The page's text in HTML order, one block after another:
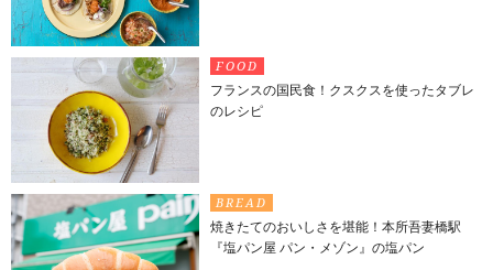
FOOD
フランスの国民食！クスクスを使ったタブレ
のレシピ
BREAD
焼きたてのおいしさを堪能！本所吾妻橋駅
『塩パン屋 パン・メゾン』の塩パン